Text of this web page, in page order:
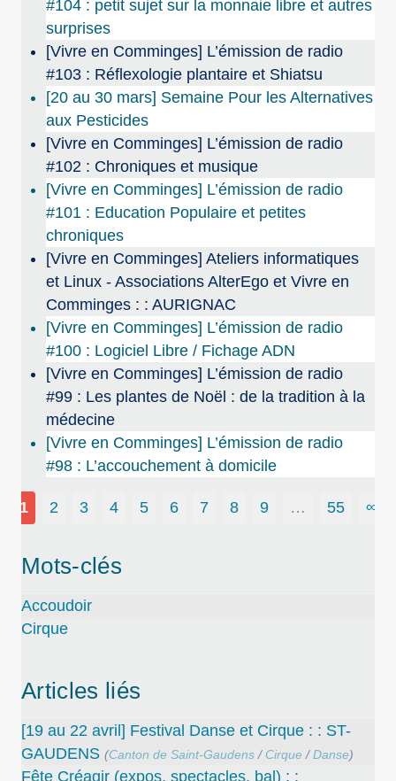
#104 : petit sujet sur la monnaie libre et autres
surprises
[Vivre en Comminges] L’émission de radio
#103 : Réflexologie plantaire et Shiatsu
[20 au 30 mars] Semaine Pour les Alternatives
aux Pesticides
[Vivre en Comminges] L’émission de radio
#102 : Chroniques et musique
[Vivre en Comminges] L’émission de radio
#101 : Education Populaire et petites
chroniques
[Vivre en Comminges] Ateliers informatiques
et Linux - Associations AlterEgo et Vivre en
Comminges : : AURIGNAC
[Vivre en Comminges] L’émission de radio
#100 : Logiciel Libre / Fichage ADN
[Vivre en Comminges] L’émission de radio
#99 : Les plantes de Noël : de la tradition à la
médecine
[Vivre en Comminges] L’émission de radio
#98 : L’accouchement à domicile
1 2 3 4 5 6 7 8 9 … 55 ∞
Mots-clés
Accoudoir
Cirque
Articles liés
[19 au 22 avril] Festival Danse et Cirque : : ST-
GAUDENS (Canton de Saint-Gaudens / Cirque /Danse)
Fête Créagir (expos, spectacles, bal) : :